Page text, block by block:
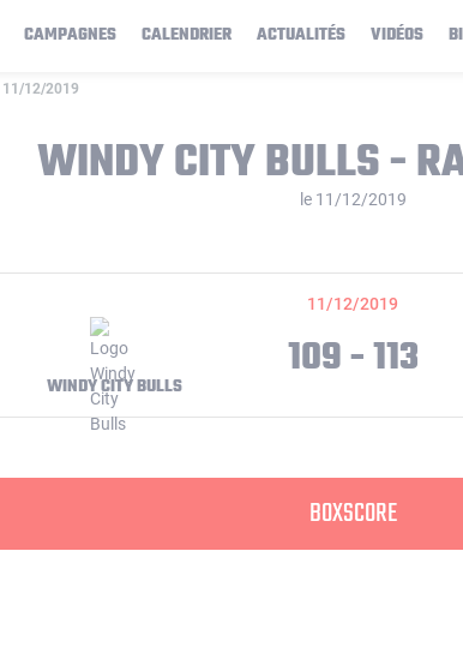
CAMPAGNES CALENDRIER ACTUALITÉS VIDÉOS
11/12/2019
WINDY CITY BULLS -
le 11/12/2019
11/12/2019
WINDY CITY BULLS 109 - 113
BOXSCORE